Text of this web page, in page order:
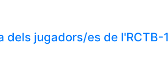
dels jugadors/es de l'RCTB-